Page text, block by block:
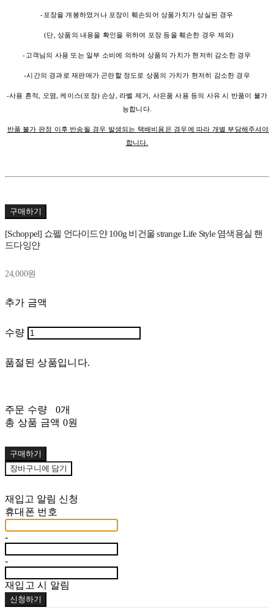
-포장을 개봉하였거나 포장이 훼손되어 상품가치가 상실된 경우
(단, 상품의 내용을 확인을 위하여 포장 등을 훼손한 경우 제외)
-고객님의 사용 또는 일부 소비에 의하여 상품의 가치가 현저히 감소한 경우
-시간의 경과로 재판매가 곤란할 정도로 상품의 가치가 현저히 감소한 경우
-사용 흔적, 오염, 케이스(포장) 손상, 라벨 제거, 사은품 사용 등의 사유 시 반품이 불가
능합니다.
반품 불가 판정 이후 반송될 경우 발생되는 택배비용은 경우에 따라 개별 부담해주셔야
합니다.
구매하기
[Schoppel] 쇼펠 언다이드얀 100g 비건울 strange Life Style 염색용실 핸
드다잉얀
24,000원
추가 금액
수량
품절된 상품입니다.
주문 수량
0개
총 상품 금액 0원
구매하기
장바구니에 담기
재입고 알림 신청
휴대폰 번호
-
-
재입고 시 알림
신청하기